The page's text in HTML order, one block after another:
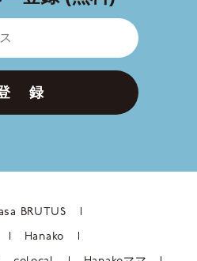
録
BRUTUS
Hanako